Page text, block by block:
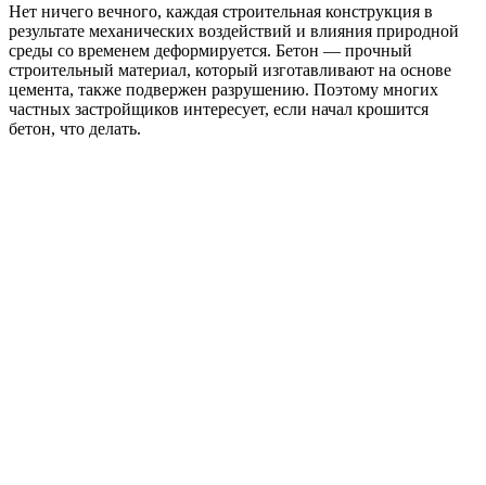
Нет ничего вечного, каждая строительная конструкция в
результате механических воздействий и влияния природной
среды со временем деформируется. Бетон — прочный
строительный материал, который изготавливают на основе
цемента, также подвержен разрушению. Поэтому многих
частных застройщиков интересует, если начал крошится
бетон, что делать.